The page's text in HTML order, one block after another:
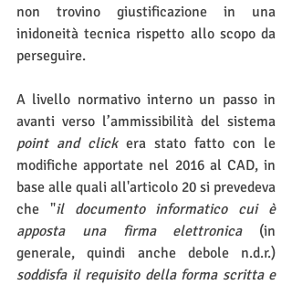
non trovino giustificazione in una
inidoneità tecnica rispetto allo scopo da
perseguire.
A livello normativo interno un passo in
point and click era stato fatto con le
modifiche apportate nel 2016 al CAD, in
base alle quali all'articolo 20 si prevedeva
che "il documento informatico cui è
apposta una firma elettronica (in
generale, quindi anche debole n.d.r.)
soddisfa il requisito della forma scritta e